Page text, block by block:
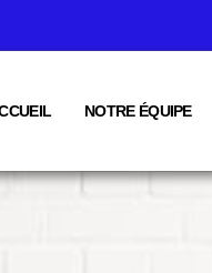
NOTRE ÉQUIPE